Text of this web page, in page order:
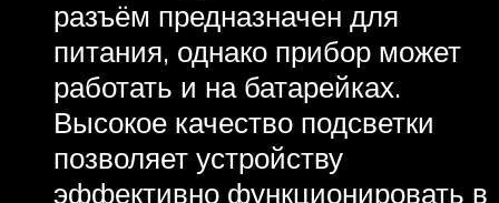
разъём предназначен для
питания, однако прибор может
работать и на батарейках.
Высокое качество подсветки
позволяет устройству
эффективно функционировать в